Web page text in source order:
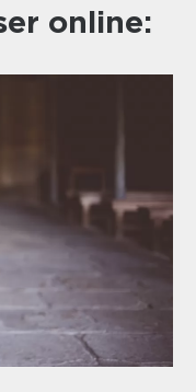
online: